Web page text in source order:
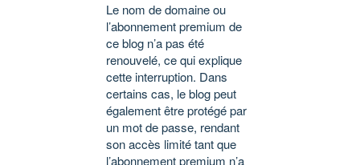
Le nom de domaine ou
l’abonnement premium de
ce blog n’a pas été
renouvelé, ce qui explique
cette interruption. Dans
certains cas, le blog peut
également être protégé par
un mot de passe, rendant
son accès limité tant que
l’abonnement premium n’a